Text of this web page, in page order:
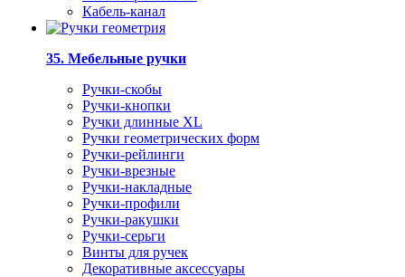
Кабель-канал
35. Мебельные ручки
Ручки-скобы
Ручки-кнопки
Ручки длинные XL
Ручки геометрических форм
Ручки-рейлинги
Ручки-врезные
Ручки-накладные
Ручки-профили
Ручки-ракушки
Ручки-серьги
Винты для ручек
Декоративные аксессуары